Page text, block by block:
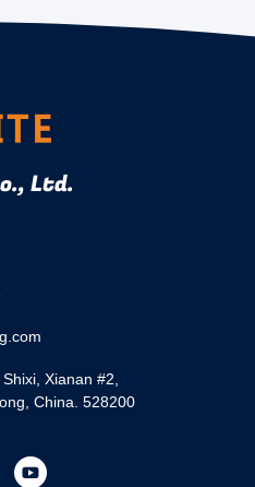
Ltd.
Xianan #2,
China. 528200